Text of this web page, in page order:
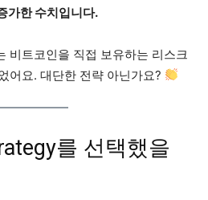
가한 수치입니다.
비트코인을 직접 보유하는 리스크
어요. 대단한 전략 아닌가요?
를 선택했을